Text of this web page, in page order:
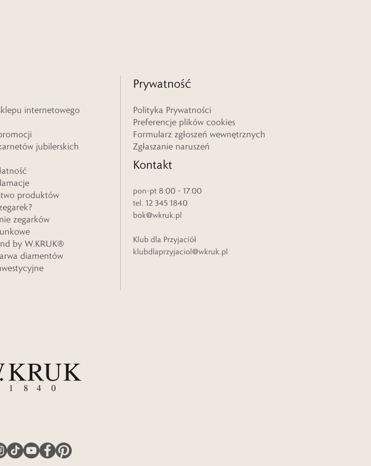
internetowego
jubilerskich
produktów
zegarków
by W.KRUK®
diamentów
Prywatność
Polityka Prywatności
Preferencje plików cookies
Formularz zgłoszeń wewnętrznych
Zgłaszanie naruszeń
Kontakt
pon-pt 8.00 – 17.00
tel. 12 345 1840
bok@wkruk.pl
Klub dla Przyjaciół
klubdlaprzyjaciol@wkruk.pl